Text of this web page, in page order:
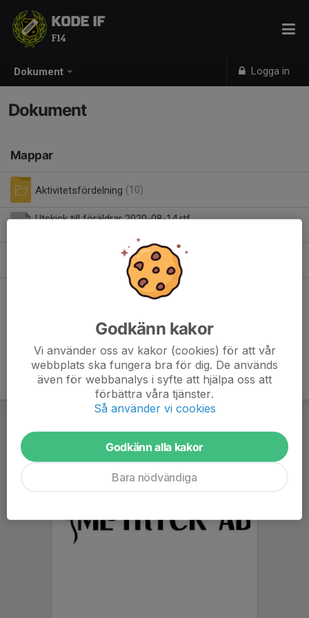
Dokument Logga in
KODE IF
F14
Dokument
Mappar
Aktivitetsfördelning (10)
Utskick till föräldrar 2020-08-14.rtf
Övernattning 11-12 okt.pdf
Godkänn kakor
Vi använder oss av kakor (cookies) för att vår
webbplats ska fungera bra för dig. De används
även för webbanalys i syfte att hjälpa oss att
förbättra våra tjänster.
Så använder vi cookies
Godkänn alla kakor
Bara nödvändiga